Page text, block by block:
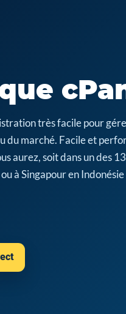
très facile pour
du marché. Facile et
aurez, soit dans un des
à Singapour en Indonésie